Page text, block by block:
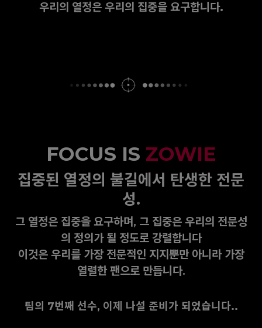
우리의 열정은 우리의 집중을 요구합니다.
FOCUS IS ZOWIE
집중된 열정의 불길에서 탄생한 전문
성.
그 열정은 집중을 요구하며, 그 집중은 우리의 전문성
의 정의가 될 정도로 강렬합니다
이것은 우리를 가장 전문적인 지지뿐만 아니라 가장
열렬한 팬으로 만듭니다.
팀의 7번째 선수, 이제 나설 준비가 되었습니다..